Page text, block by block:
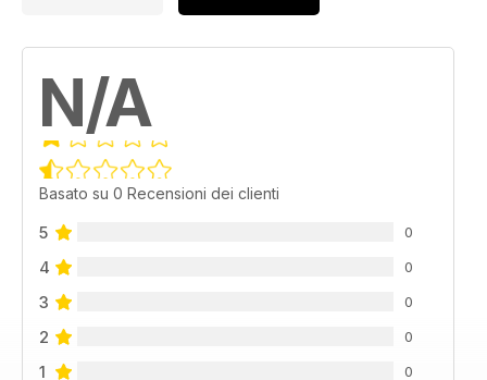
N/A
Basato su 0 Recensioni dei clienti
5 0
4 0
3 0
2 0
1 0